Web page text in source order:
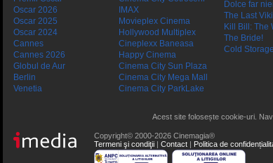
Oscar 2026
Oscar 2025
Oscar 2024
Cannes
Cannes 2026
Globul de Aur
Berlin
Venetia
IMAX
Movieplex Cinema
Hollywood Multiplex
Cineplexx Baneasa
Happy Cinema
Cinema City Sun Plaza
Cinema City Mega Mall
Cinema City ParkLake
Dolce far
The Last
Kill Bill: The
The Bride!
Cold Storage
Acest site folosește cookie-uri.
Copyright© 2000-2026 Cinemagia®
Termeni şi condiţii | Contact | Politica de